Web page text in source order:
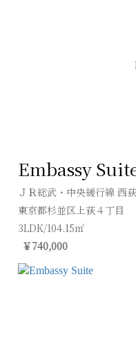
Embassy
ＪＲ総武・中央緩行線 西
東京都杉並区上荻４丁目
3LDK/104.15㎡
￥740,000